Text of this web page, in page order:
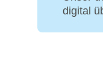
digital